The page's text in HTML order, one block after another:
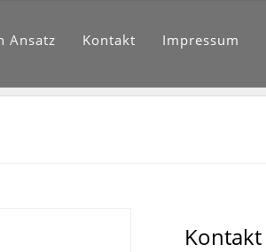
Ansatz Kontakt Impressum
Kontakt